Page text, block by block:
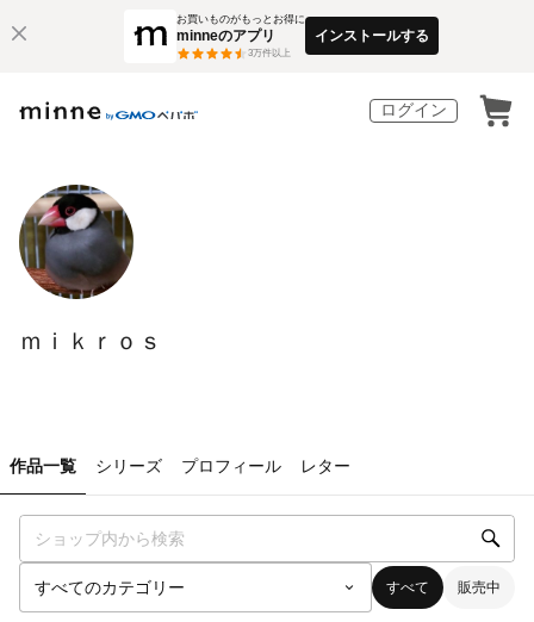
お買いものがもっとお得に
minneのアプリ
3万件以上
インストールする
ログイン
ｍｉｋｒｏｓ
作品一覧 シリーズ プロフィール レター
すべて 販売中